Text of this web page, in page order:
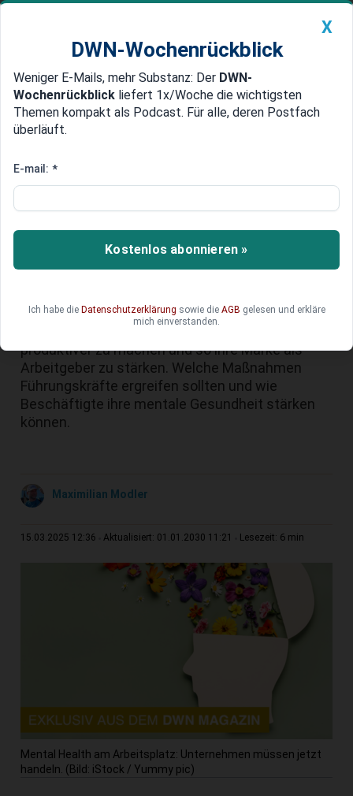
Newsticker MEIN DWN: Geldanlage Premium
Edelmetalle DWN-Magazin China
Mental Health am Arbeitsplatz
sorgen für einen großen wirtschaftlichen
Schaden, doch meist schieben Chefs die
gesundheitsförderliches Arbeitsumfeld zu
produktiver zu machen und so ihre Marke als
Arbeitgeber zu stärken. Welche Maßnahmen
Führungskräfte ergreifen sollten und wie
Beschäftigte ihre mentale Gesundheit stärken
können.
Maximilian Modler
15.03.2025 12:36 Aktualisiert: 01.01.2030 11:21 Lesezeit: 6 min
Mental Health am Arbeitsplatz: Unternehmen müssen jetzt
handeln. (Bild: iStock / Yummy pic)
X
DWN-Wochenrückblick
Weniger E-Mails, mehr Substanz: Der DWN-
Wochenrückblick liefert 1x/Woche die wichtigsten
Themen kompakt als Podcast. Für alle, deren Postfach
überläuft.
E-mail: *
Kostenlos abonnieren »
Ich habe die Datenschutzerklärung sowie die AGB gelesen und erkläre
mich einverstanden.